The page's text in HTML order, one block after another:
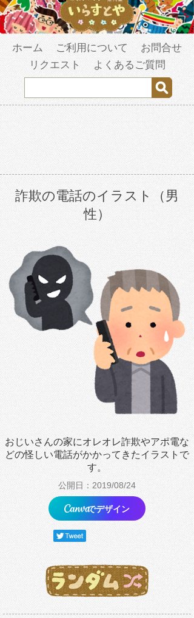
ホーム ご利用について
お問合せ
リクエスト
よくあるご質問
詐欺の電話のイラスト（男
性）
おじいさんの家にオレオレ詐欺やアポ電な
どの怪しい電話がかかってきたイラストで
す。
公開日：2019/08/24
でデザイン